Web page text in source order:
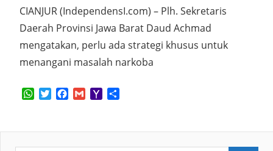
CIANJUR (IndependensI.com) – Plh. Sekretaris
Daerah Provinsi Jawa Barat Daud Achmad
mengatakan, perlu ada strategi khusus untuk
menangani masalah narkoba
WhatsApp
TwitterFacebook
GmailYahoo